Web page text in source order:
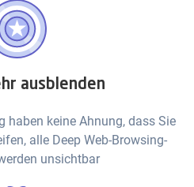
ausblenden
haben keine Ahnung, dass Sie
alle Deep Web-Browsing-
unsichtbar